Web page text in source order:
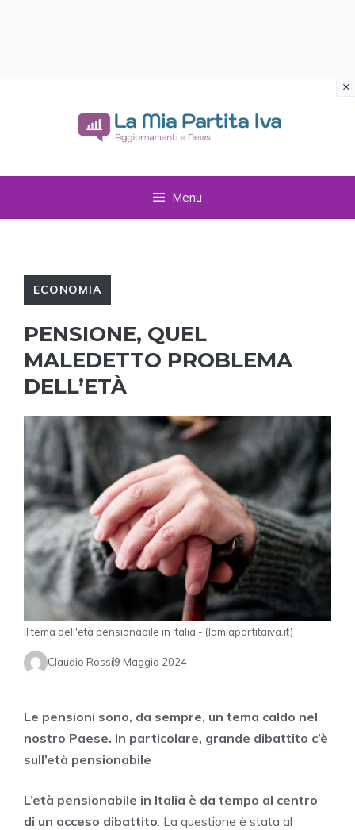
Menu
ECONOMIA
PENSIONE, QUEL
MALEDETTO PROBLEMA
DELL’ETÀ
Il tema dell'età pensionabile in Italia - (lamiapartitaiva.it)
Claudio Rossi9 Maggio 2024
Le pensioni sono, da sempre, un tema caldo nel
nostro Paese. In particolare, grande dibattito c’è
sull’età pensionabile
L’età pensionabile in Italia è da tempo al centro
di un acceso dibattito . La questione è stata al
×